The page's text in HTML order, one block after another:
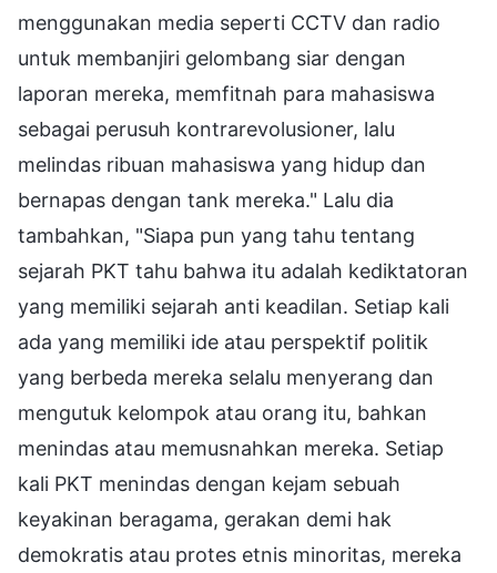
menggunakan media seperti CCTV dan radio
untuk membanjiri gelombang siar dengan
laporan mereka, memfitnah para mahasiswa
sebagai perusuh kontrarevolusioner, lalu
melindas ribuan mahasiswa yang hidup dan
bernapas dengan tank mereka." Lalu dia
tambahkan, "Siapa pun yang tahu tentang
sejarah PKT tahu bahwa itu adalah kediktatoran
yang memiliki sejarah anti keadilan. Setiap kali
ada yang memiliki ide atau perspektif politik
yang berbeda mereka selalu menyerang dan
mengutuk kelompok atau orang itu, bahkan
menindas atau memusnahkan mereka. Setiap
kali PKT menindas dengan kejam sebuah
keyakinan beragama, gerakan demi hak
demokratis atau protes etnis minoritas, mereka